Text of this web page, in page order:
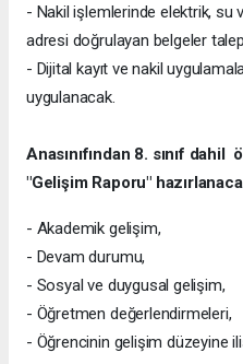
- Nakil işlemlerinde elektrik, su
adresi doğrulayan belgeler
- Dijital kayıt ve nakil
uygulanacak.
Anasınıfından 8. sınıf
"Gelişim Raporu"
- Akademik gelişim,
- Devam durumu,
- Sosyal ve duygusal gelişim,
- Öğretmen değerlendirmeleri,
- Öğrencinin gelişim düzeyine